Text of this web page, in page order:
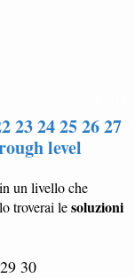
23 24 25 26 27
level
un livello che
troverai lesoluzioni
30